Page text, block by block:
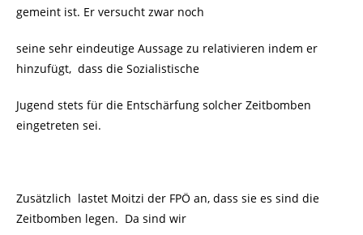
gemeint ist. Er versucht zwar noch
seine sehr eindeutige Aussage zu relativieren indem er
hinzufügt, dass die Sozialistische
Jugend stets für die Entschärfung solcher Zeitbomben
eingetreten sei.
Zusätzlich lastet Moitzi der FPÖ an, dass sie es sind die
Zeitbomben legen. Da sind wir